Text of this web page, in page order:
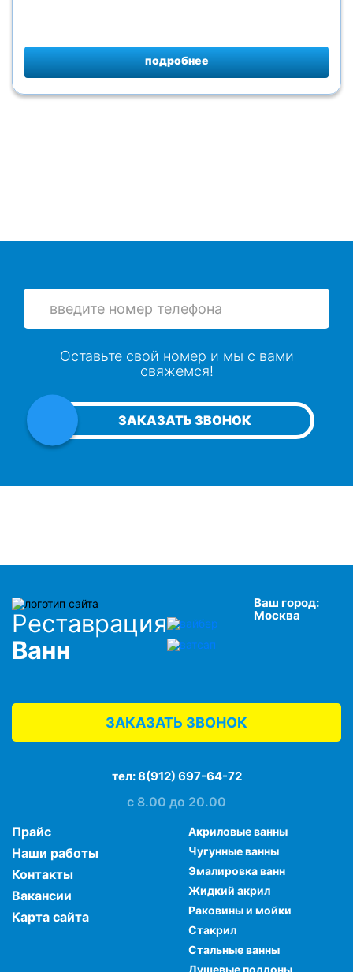
подробнее
ЗАКАЗАТЬ ЗВОНОК
Оставьте свой номер и мы с вами
свяжемся!
Реставрация
Ванн
Ваш город:
Москва
Прайс
Наши работы
Контакты
Вакансии
Карта сайта
Акриловые ванны
Чугунные ванны
Эмалировка ванн
Жидкий акрил
Раковины и мойки
Стакрил
Стальные ванны
Душевые поддоны
ЗАКАЗАТЬ ЗВОНОК
тел:8(912) 697-64-72
с 8.00 до 20.00